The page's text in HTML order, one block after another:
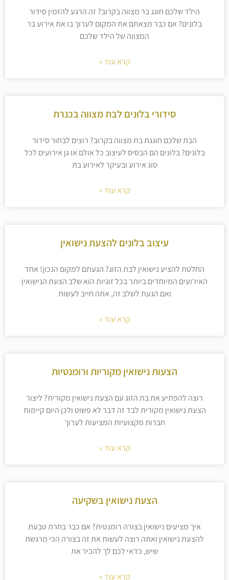
הילד שלכם חוגג בר מצווה בקרוב? זה הרגע להזמין סידור
בלונים? אם כבר מצאתם את המקום לערוך בו את אירוע בר
המצווה של הילד שלכם
קרא עוד »
סידורי בלונים לבת מצווה בכנרת
הבת שלכם חוגגת בת מצווה בקרוב? רוצים לבחור סידור
בלונים? בלונים הם הבסיס לעיצוב כל אולם או גן אירועים לכל
סוג אירוע ובעיקר לאירוע בת
קרא עוד »
עיצוב בלונים להצעת נישואין
החלטת להציע נישואין לבת הזוג? הגעתם למקום הנכון! אחד
האירועים המיוחדים ביותר בכל זוגיות הוא שלב הצעת הנישואין
ואם הגעת לשלב זה, אתה חייב לעשות
קרא עוד »
הצעות נישואין מקוריות ורומנטיות
רוצה להפתיע את בת הזוג עם הצעת נישואין מקורית? ליצור
הצעת נישואין מקורית לבד זה דבר לא פשוט ולכן היום קיימות
חברות מקצועיות המציעות לערוך
קרא עוד »
הצעת נישואין בשקיעה
איך מציעים נישואין בצורה רומנטית? אם כבר בחרת טבעת
להצעת נישואין ואתה רוצה לעשות את זה בצורה הכי מרגשת
שיש, כדאי לכם לך להכיר את
קרא עוד »